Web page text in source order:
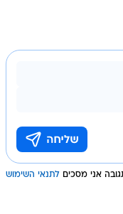
אני מסכים לתנאי השימוש